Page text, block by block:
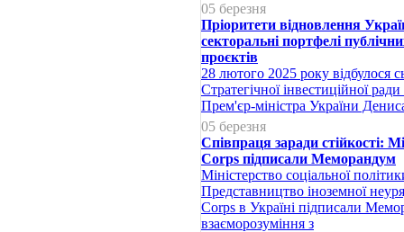
05 березня
Пріоритети відновлення
секторальні портфелі
проєктів
28 лютого 2025 року відбулося
Стратегічної інвестиційної
Прем'єр-міністра України
05 березня
Співпраця заради стійкості:
Corps підписали Меморандум
Міністерство соціальної
Представництво іноземної
Corps в Україні підписали
взаєморозуміння з